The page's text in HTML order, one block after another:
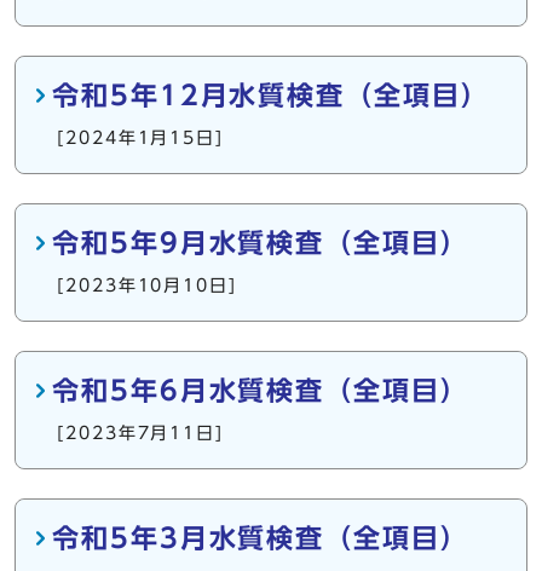
令和5年12月水質検査（全項目）
[2024年1月15日]
令和5年9月水質検査（全項目）
[2023年10月10日]
令和5年6月水質検査（全項目）
[2023年7月11日]
令和5年3月水質検査（全項目）